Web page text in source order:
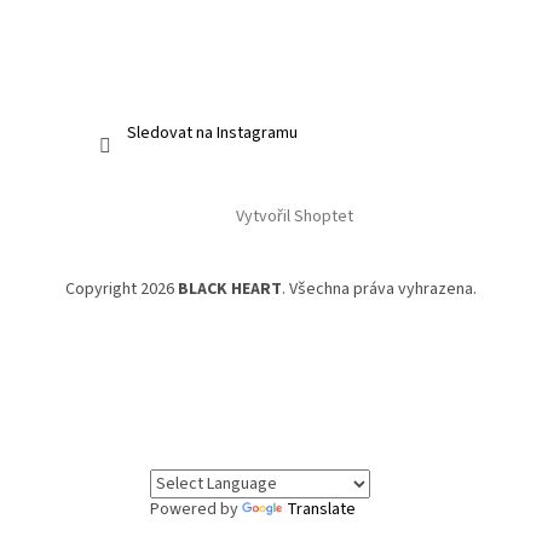
Sledovat na Instagramu
Vytvořil Shoptet
Copyright 2026 BLACK HEART. Všechna práva vyhrazena.
Powered by Translate